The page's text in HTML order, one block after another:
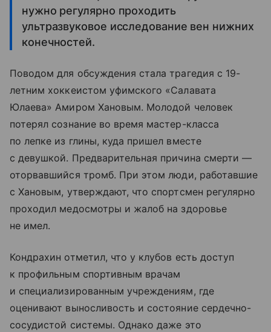
нужно регулярно проходить
ультразвуковое исследование вен нижних
конечностей.
Поводом для обсуждения стала трагедия с 19-
летним хоккеистом уфимского «Салавата
Юлаева» Амиром Хановым. Молодой человек
потерял сознание во время мастер-класса
по лепке из глины, куда пришел вместе
с девушкой. Предварительная причина смерти —
оторвавшийся тромб. При этом люди, работавшие
с Хановым, утверждают, что спортсмен регулярно
проходил медосмотры и жалоб на здоровье
не имел.
Кондрахин отметил, что у клубов есть доступ
к профильным спортивным врачам
и специализированным учреждениям, где
оценивают выносливость и состояние сердечно-
сосудистой системы. Однако даже это